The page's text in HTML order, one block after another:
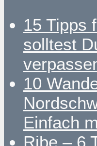
15 Tipps
solltest
10
Einfach
Ribe – 6